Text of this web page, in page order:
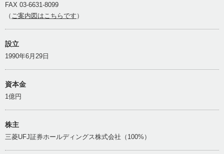
FAX 03-6631-8099
（ ご案内図はこちらです ）
設立
1990年6月29日
資本金
1億円
株主
三菱UFJ証券ホールディングス株式会社（100%）